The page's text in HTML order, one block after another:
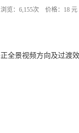
浏览：6,155次 价格：18 元